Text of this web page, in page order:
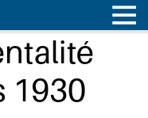
1930